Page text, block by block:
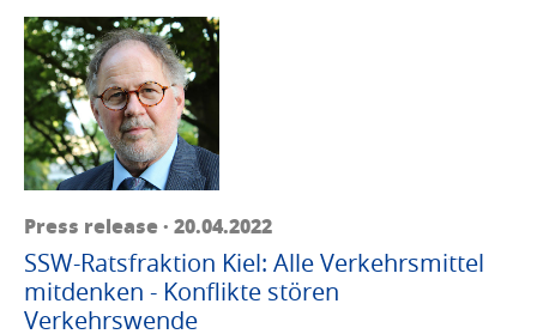
Press release · 20.04.2022
SSW-Ratsfraktion Kiel: Alle Verkehrsmittel
mitdenken - Konflikte stören
Verkehrswende